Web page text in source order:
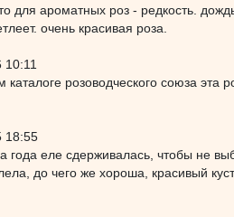
для ароматных роз - редкость.
очень красивая роза.
10:11
каталоге розоводческого союза эта
18:55
года еле сдерживалась, чтобы не
до чего же хороша, красивый